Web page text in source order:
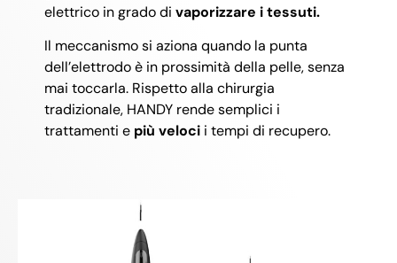
elettrico in grado di vaporizzare i tessuti.
Il meccanismo si aziona quando la punta
dell’elettrodo è in prossimità della pelle, senza
mai toccarla. Rispetto alla chirurgia
tradizionale, HANDY rende semplici i
trattamenti e più veloci i tempi di recupero.